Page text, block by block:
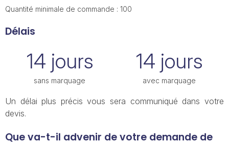
Quantité minimale de commande : 100
Délais
14 jours
sans marquage
14 jours
avec marquage
Un délai plus précis vous sera communiqué dans votre
devis.
Que va-t-il advenir de votre demande de